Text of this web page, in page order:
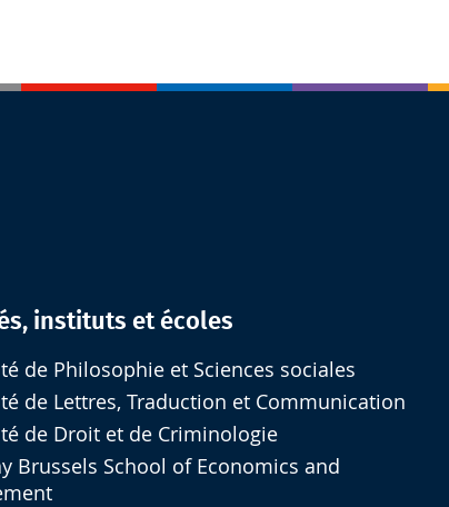
instituts et écoles
de Philosophie et Sciences sociales
de Lettres, Traduction et Communication
de Droit et de Criminologie
Brussels School of Economics and